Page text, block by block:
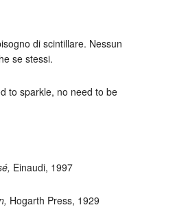
di scintillare. Nessun
se stessi.
to sparkle, no need to be
Einaudi, 1997
Hogarth Press, 1929